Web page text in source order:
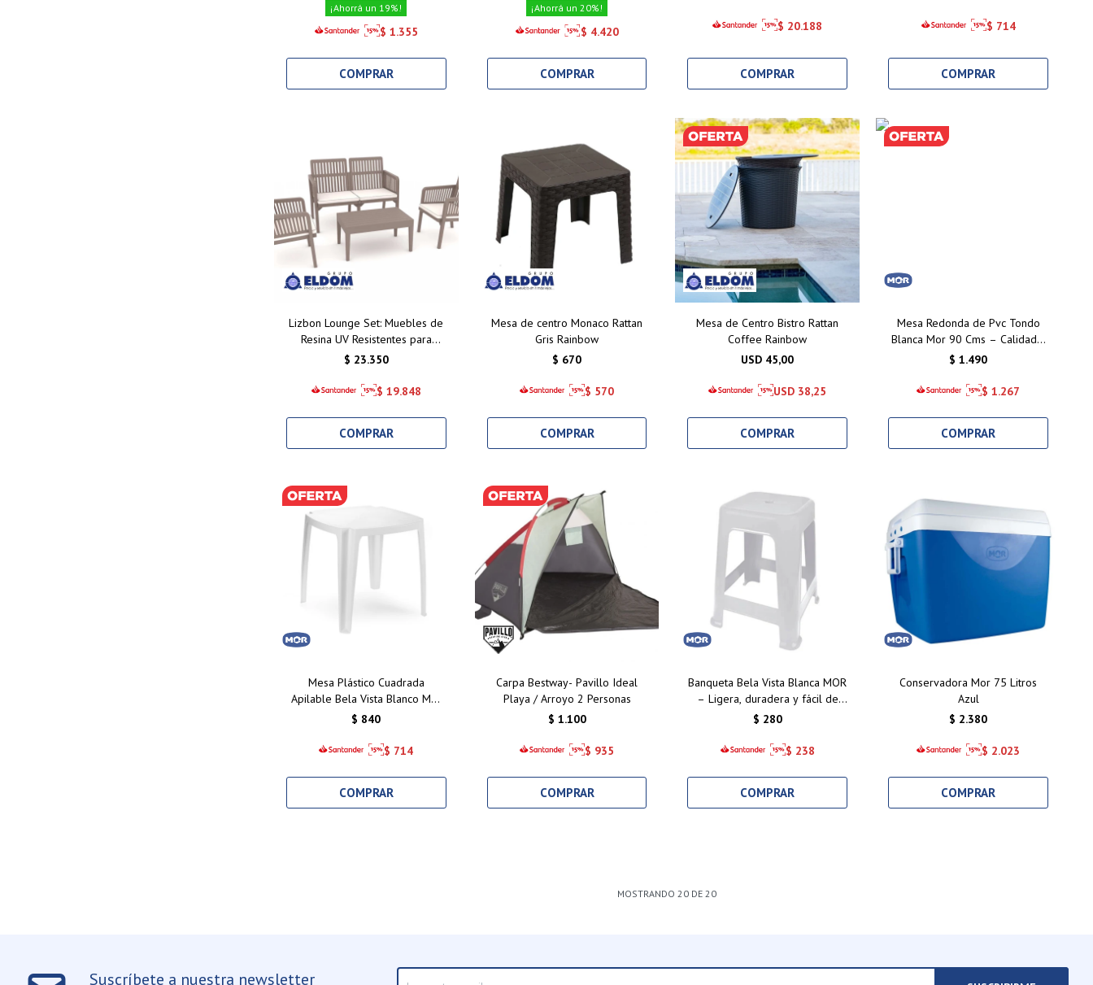
19
$ 1.355
20
$ 4.420 $ 20.188 $ 714
Lizbon Lounge Set: Muebles de
Resina UV Resistentes para
Ambientes Exteriores 2+1+1 +
$ 23.350
$ 19.848
Mesa de centro Monaco Rattan
Gris Rainbow
$ 670
$ 570
Mesa de Centro Bistro Rattan
Coffee Rainbow
USD 45,00
USD 38,25
Mesa Redonda de Pvc Tondo
Blanca Mor 90 Cms – Calidad y
Estilo para Exteriores
$ 1.490
$ 1.267
Mesa Plástico Cuadrada
Apilable Bela Vista Blanco Mor
70 Cms
$ 840
$ 714
Carpa Bestway- Pavillo Ideal
Playa / Arroyo 2 Personas
$ 1.100
$ 935
Banqueta Bela Vista Blanca MOR
– Ligera, duradera y fácil de
limpiar. Perfecta para interiores
$ 280
$ 238
Conservadora Mor 75 Litros
Azul
$ 2.380
$ 2.023
MOSTRANDO 20 DE 20
Suscríbete a nuestra newsletter